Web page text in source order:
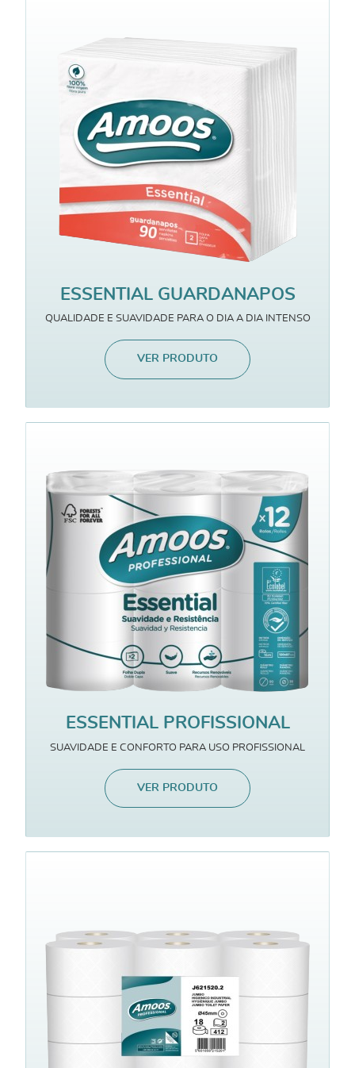
ESSENTIAL GUARDANAPOS
QUALIDADE E SUAVIDADE PARA O DIA A DIA INTENSO
VER PRODUTO
ESSENTIAL PROFISSIONAL
SUAVIDADE E CONFORTO PARA USO PROFISSIONAL
VER PRODUTO